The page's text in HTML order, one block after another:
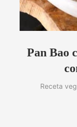
Pan Bao
Receta